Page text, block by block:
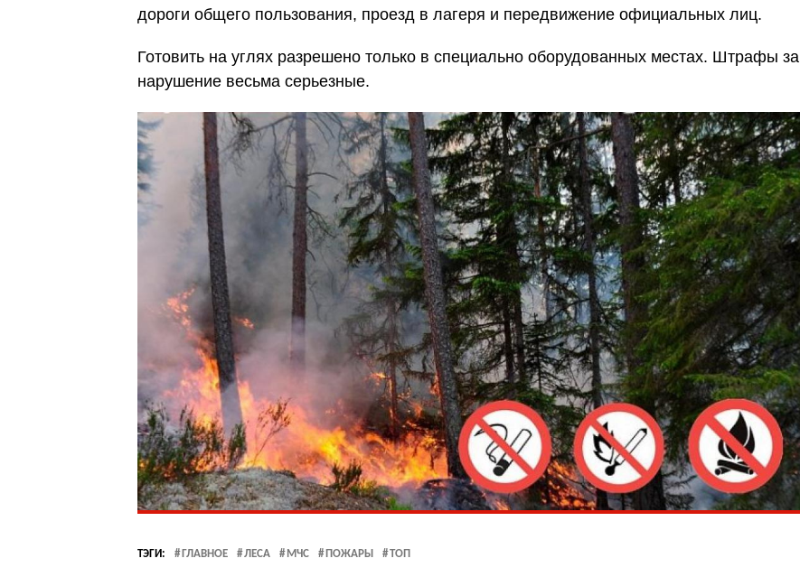
дороги общего пользования, проезд в лагеря и передвижение официальных лиц.
Готовить на углях разрешено только в специально оборудованных местах. Штрафы за
нарушение весьма серьезные.
ТЭГИ: ГЛАВНОЕ ЛЕСА МЧС ПОЖАРЫ ТОП